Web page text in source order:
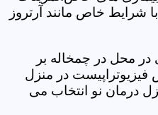
شرایط خاص مانند آرتروز
در محل در چمخاله بر
در منزل
درمان نو انتخاب می